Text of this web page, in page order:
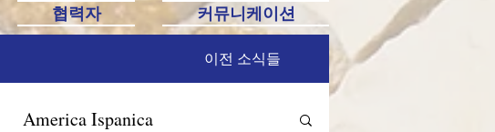
협력자 커뮤니케이션
이전 소식들
America Ispanica